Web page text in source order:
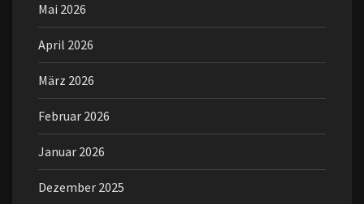
Mai 2026
April 2026
März 2026
Februar 2026
Januar 2026
Dezember 2025